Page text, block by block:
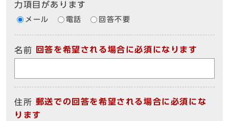
力項目があります
メール 電話 回答不要
名前 回答を希望される場合に必須になります
住所 郵送での回答を希望される場合に必須にな
ります